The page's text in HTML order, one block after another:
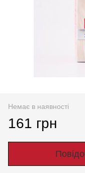
Немає в наявності
161 грн